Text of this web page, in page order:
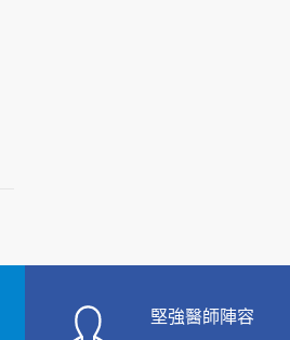
哪些動作最傷膝蓋？醫師：
2020-09-24
堅強醫師陣容